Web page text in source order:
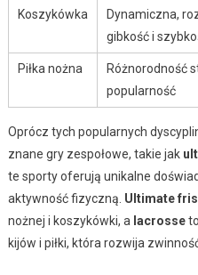
Koszykówka
Dynamiczna,
gibkość i
Piłka nożna
Różnorodność
popularność
Oprócz tych popularnych
znane gry zespołowe, takie jak
te sporty oferują unikalne
aktywność fizyczną. Ultimate
nożnej i koszykówki, a lacrosse
kijów i piłki, która rozwija